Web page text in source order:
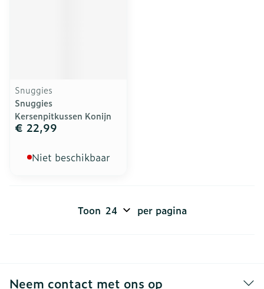
Snuggies
Snuggies
Kersenpitkussen Konijn
€ 22,99
Niet beschikbaar
Toon per pagina
Neem contact met ons op